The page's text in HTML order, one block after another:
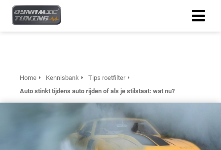
Home Kennisbank
Tips roetfilter
Auto stinkt tijdens auto rijden of als je stilstaat: wat nu?